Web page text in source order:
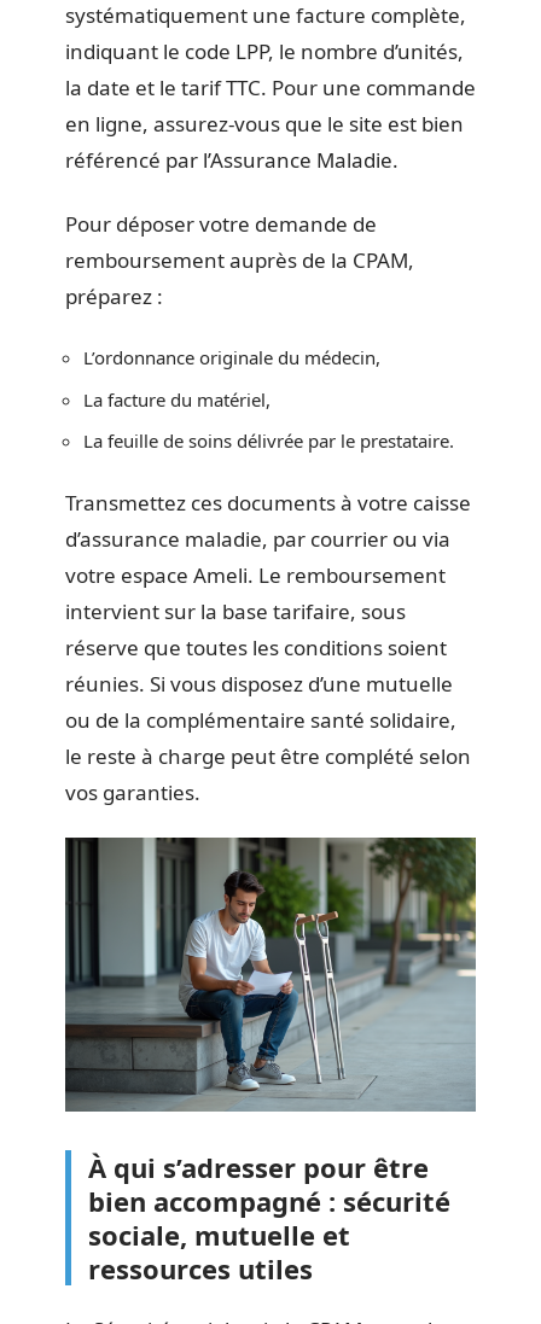
systématiquement une facture complète,
indiquant le code LPP, le nombre d’unités,
la date et le tarif TTC. Pour une commande
en ligne, assurez-vous que le site est bien
référencé par l’Assurance Maladie.
Pour déposer votre demande de
remboursement auprès de la CPAM,
préparez :
L’ordonnance originale du médecin,
La facture du matériel,
La feuille de soins délivrée par le prestataire.
Transmettez ces documents à votre caisse
d’assurance maladie, par courrier ou via
votre espace Ameli. Le remboursement
intervient sur la base tarifaire, sous
réserve que toutes les conditions soient
réunies. Si vous disposez d’une mutuelle
ou de la complémentaire santé solidaire,
le reste à charge peut être complété selon
vos garanties.
À qui s’adresser pour être
bien accompagné : sécurité
sociale, mutuelle et
ressources utiles